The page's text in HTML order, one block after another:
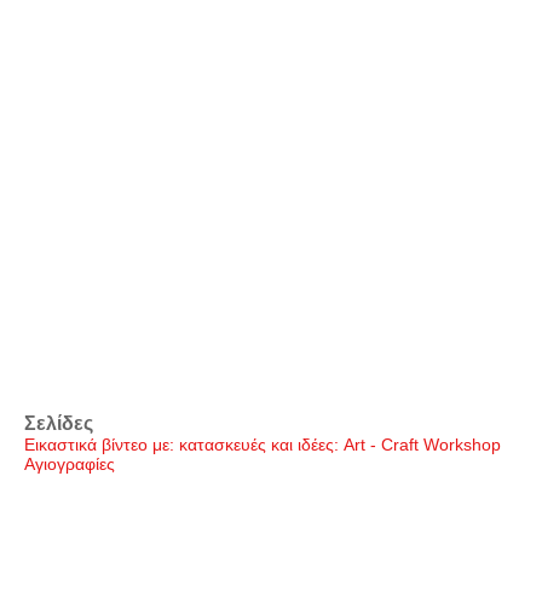
Σελίδες
Εικαστικά βίντεο με: κατασκευές και ιδέες: Art - Craft Workshop
Αγιογραφίες